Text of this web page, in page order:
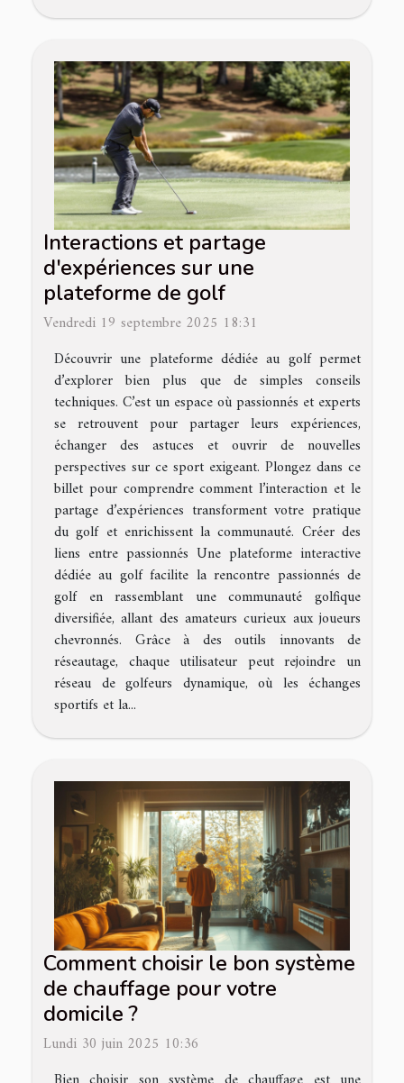
Interactions et partage
d'expériences sur une
plateforme de golf
Vendredi 19 septembre 2025 18:31
Découvrir une plateforme dédiée au golf permet
d’explorer bien plus que de simples conseils
techniques. C’est un espace où passionnés et experts
se retrouvent pour partager leurs expériences,
échanger des astuces et ouvrir de nouvelles
perspectives sur ce sport exigeant. Plongez dans ce
billet pour comprendre comment l’interaction et le
partage d’expériences transforment votre pratique
du golf et enrichissent la communauté. Créer des
liens entre passionnés Une plateforme interactive
dédiée au golf facilite la rencontre passionnés de
golf en rassemblant une communauté golfique
diversifiée, allant des amateurs curieux aux joueurs
chevronnés. Grâce à des outils innovants de
réseautage, chaque utilisateur peut rejoindre un
réseau de golfeurs dynamique, où les échanges
sportifs et la...
Comment choisir le bon système
de chauffage pour votre
domicile ?
Lundi 30 juin 2025 10:36